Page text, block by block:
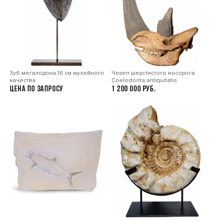
Зуб мегалодона 16 см музейного
качества
Цена по запросу
Череп шерстистого носорога
Сoelodonta antiquitatis
1 200 000